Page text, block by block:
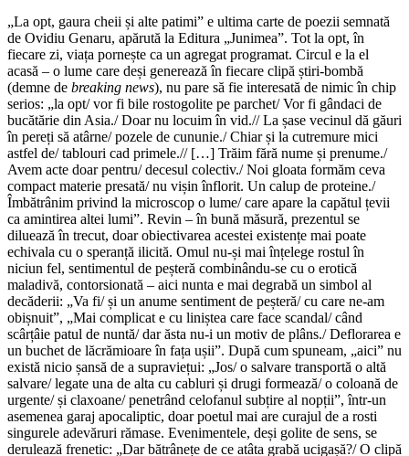
„La opt, gaura cheii și alte patimi” e ultima carte de poezii semnată
de Ovidiu Genaru, apărută la Editura „Junimea”. Tot la opt, în
fiecare zi, viața pornește ca un agregat progra­mat. Circul e la el
acasă – o lume care deși generează în fiecare clipă știri-bombă
(demne de breaking news), nu pare să fie interesată de nimic în chip
serios: „la opt/ vor fi bile rostogolite pe parchet/ Vor fi gândaci de
bucătărie din Asia./ Doar nu locuim în vid.// La șase vecinul dă găuri
în pereți să atârne/ pozele de cununie./ Chiar și la cutremure mici
astfel de/ tablouri cad primele.// […] Trăim fără nume și prenume./
Avem acte doar pentru/ dece­sul colectiv./ Noi gloata formăm ceva
compact materie presată/ nu vișin înflorit. Un calup de proteine./
Îmbătrânim privind la microscop o lume/ care apare la capătul țevii
ca amintirea altei lumi”. Revin – în bună măsură, prezentul se
diluează în trecut, doar obiectivarea acestei existențe mai poate
echivala cu o speranță ilicită. Omul nu-și mai înțelege rostul în
niciun fel, sentimentul de peșteră combinându-se cu o erotică
maladivă, contorsionată – aici nunta e mai degrabă un simbol al
decăderii: „Va fi/ și un anume sentiment de peșteră/ cu care ne-am
obișnuit”, „Mai complicat e cu liniștea care face scandal/ când
scârțâie patul de nuntă/ dar ăsta nu-i un motiv de plâns./ Deflorarea e
un buchet de lăcrămioare în fața ușii”. După cum spuneam, „aici” nu
există nicio șansă de a supraviețui: „Jos/ o salvare transportă o altă
salvare/ legate una de alta cu cabluri și drugi formează/ o coloană de
urgente/ și claxoane/ pene­trând celofanul subțire al nopții”, într-un
asemenea garaj apocaliptic, doar poetul mai are curajul de a rosti
singurele adevăruri rămase. Evenimentele, deși golite de sens, se
derulează frenetic: „Dar bătrâ­nețe de ce atâta grabă ucigașă?/ O clipă